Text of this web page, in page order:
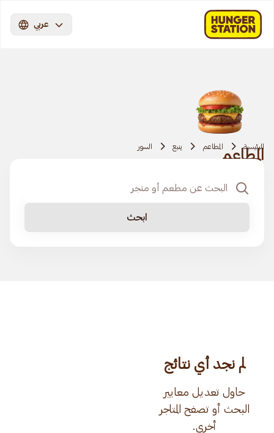
عربي
الرئيسية المطاعم ينبع السور
المطاعم
ابحث
لم نجد أي نتائج
حاول تعديل معايير
البحث أو تصفح المتاجر
أخرى.